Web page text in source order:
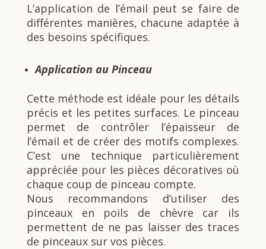
L’application de l’émail peut se faire de
différentes manières, chacune adaptée à
des besoins spécifiques.
Application au Pinceau
Cette méthode est idéale pour les détails
précis et les petites surfaces. Le pinceau
permet de contrôler l’épaisseur de
l’émail et de créer des motifs complexes.
C’est une technique particulièrement
appréciée pour les pièces décoratives où
chaque coup de pinceau compte.
Nous recommandons d’utiliser des
pinceaux en poils de chèvre car ils
permettent de ne pas laisser des traces
de pinceaux sur vos pièces.